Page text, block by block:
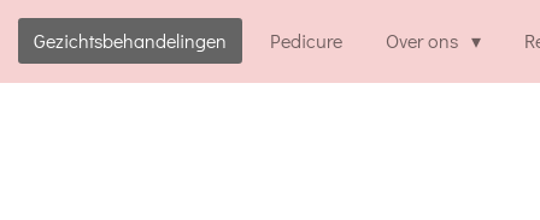
Gezichtsbehandelingen Pedicure Over ons